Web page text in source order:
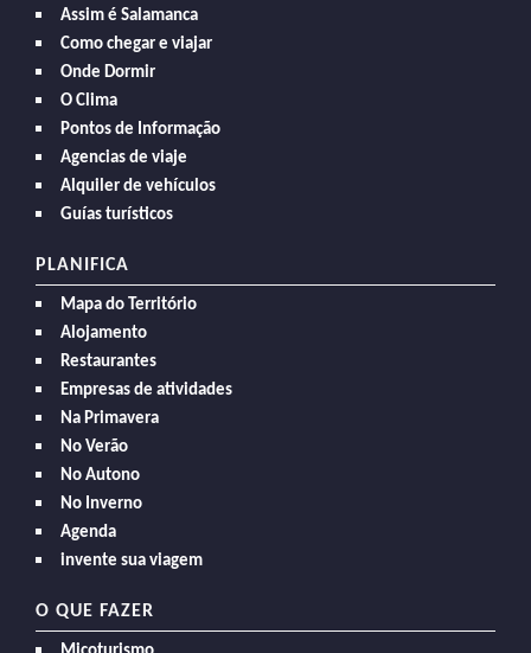
Assim é Salamanca
Como chegar e viajar
Onde Dormir
O Clima
Pontos de Informação
Agencias de viaje
Alquiler de vehículos
Guías turísticos
PLANIFICA
Mapa do Território
Alojamento
Restaurantes
Empresas de atividades
Na Primavera
No Verão
No Autono
No Inverno
Agenda
invente sua viagem
O QUE FAZER